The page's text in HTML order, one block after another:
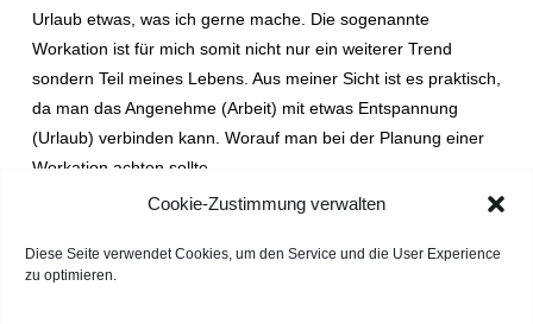
Cookie-Zustimmung verwalten
Diese Seite verwendet Cookies, um den Service und die User Experience
zu optimieren.
Urlaub etwas, was ich gerne mache. Die sogenannte
Workation ist für mich somit nicht nur ein weiterer Trend
sondern Teil meines Lebens. Aus meiner Sicht ist es praktisch,
da man das Angenehme (Arbeit) mit etwas Entspannung
(Urlaub) verbinden kann. Worauf man bei der Planung einer
Workation achten sollte.
WEITERLESEN